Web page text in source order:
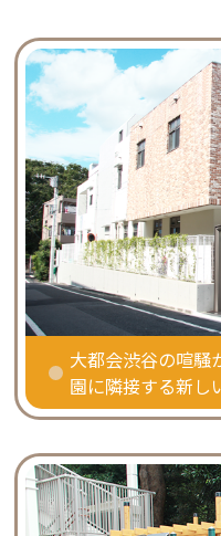
大都会渋谷の喧騒
園に隣接する新し